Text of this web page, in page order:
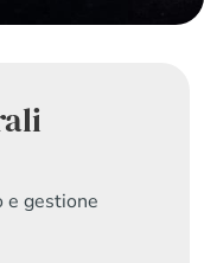
e gestione